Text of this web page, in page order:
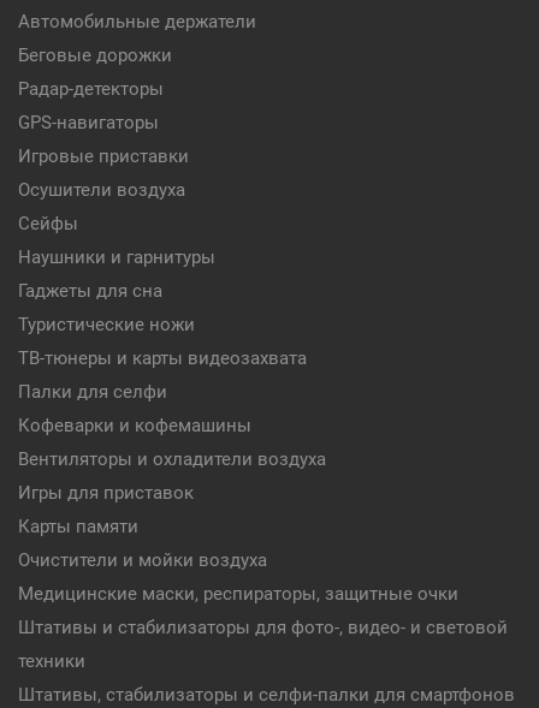
Автомобильные держатели
Беговые дорожки
Радар-детекторы
GPS-навигаторы
Игровые приставки
Осушители воздуха
Сейфы
Наушники и гарнитуры
Гаджеты для сна
Туристические ножи
ТВ-тюнеры и карты видеозахвата
Палки для селфи
Кофеварки и кофемашины
Вентиляторы и охладители воздуха
Игры для приставок
Карты памяти
Очистители и мойки воздуха
Медицинские маски, респираторы, защитные очки
Штативы и стабилизаторы для фото-, видео- и световой
техники
Штативы, стабилизаторы и селфи-палки для смартфонов